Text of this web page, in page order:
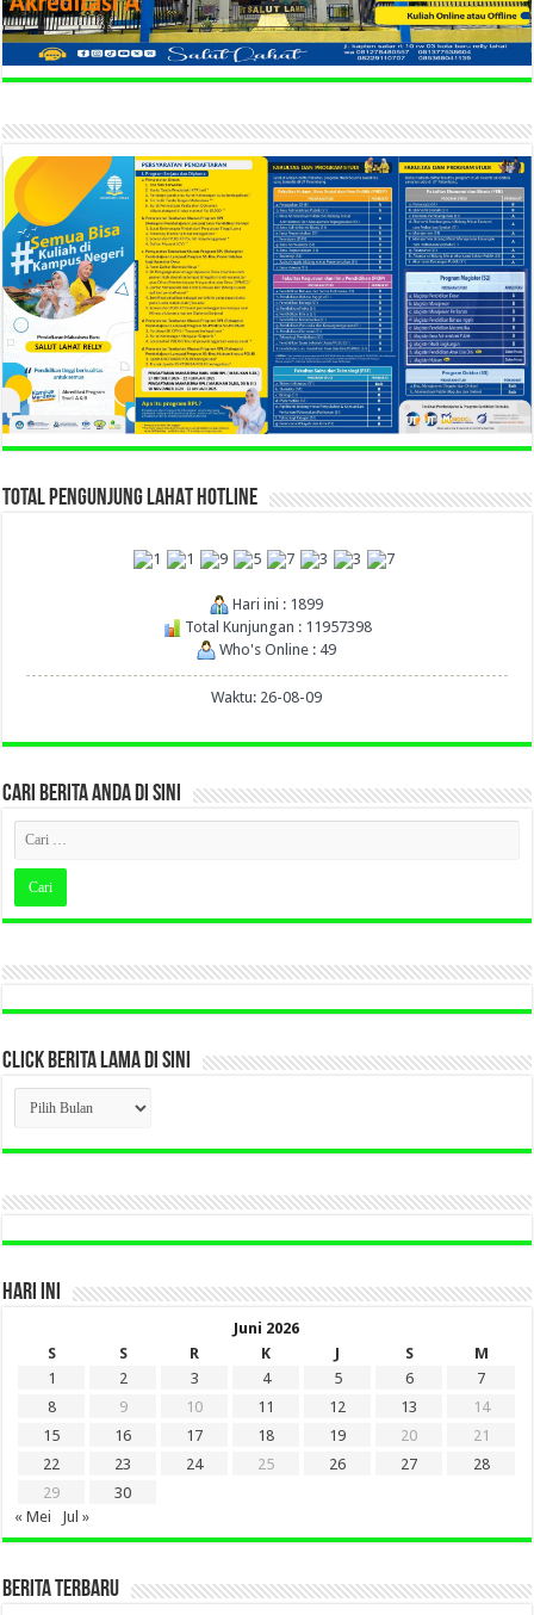
TOTAL PENGUNJUNG LAHAT HOTLINE
Hari ini : 1899
Total Kunjungan : 11957398
Who's Online : 49
Waktu: 26-08-09
CARI BERITA ANDA DI SINI
CLICK BERITA LAMA DI SINI
CLICK
BERITA
LAMA
DI
HARI INI
Juni 2026
S
S R K J S
M
1
2 3 4 5 6
7
8
9 10 11 12 13
14
15
16 17 18 19 20
21
22
23 24 25 26 27
28
29
30
« Mei
Jul »
BERITA TERBARU